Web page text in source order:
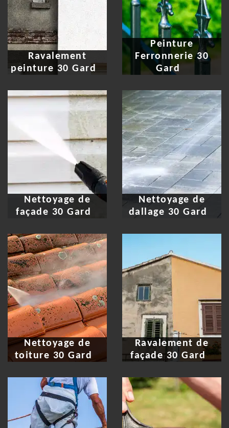
Ravalement
peinture 30 Gard
Peinture
Ferronnerie 30
Gard
Nettoyage de
façade 30 Gard
Nettoyage de
dallage 30 Gard
Nettoyage de
toiture 30 Gard
Ravalement de
façade 30 Gard